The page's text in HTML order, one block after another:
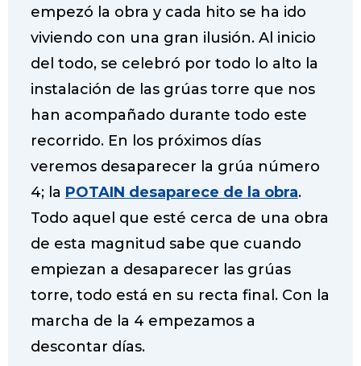
empezó la obra y cada hito se ha ido
viviendo con una gran ilusión. Al inicio
del todo, se celebró por todo lo alto la
instalación de las grúas torre que nos
han acompañado durante todo este
recorrido. En los próximos días
veremos desaparecer la grúa número
4; la POTAIN desaparece de la obra.
Todo aquel que esté cerca de una obra
de esta magnitud sabe que cuando
empiezan a desaparecer las grúas
torre, todo está en su recta final. Con la
marcha de la 4 empezamos a
descontar días.